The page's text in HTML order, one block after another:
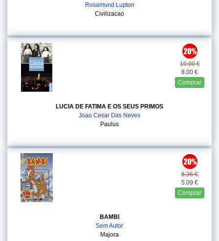
Rosamund Lupton
Civilizacao
10.00 €
8.00 €
Comprar
LUCIA DE FATIMA E OS SEUS PRIMOS
Joao Cesar Das Neves
Paulus
6.36 €
5.09 €
Comprar
BAMBI
Sem Autor
Majora